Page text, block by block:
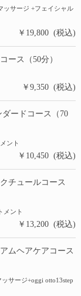
ッサージ +フェイシャル
￥19,800 (税込)
ース（50分）
￥9,350 (税込)
ダードコース（70
ント
￥10,450 (税込)
チュールコース
メント
￥13,200 (税込)
ムヘアケアコース
サージ+oggi otto13step